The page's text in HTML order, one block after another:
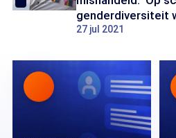
genderdiversiteit
27 jul 2021